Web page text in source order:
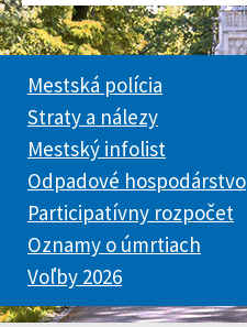
Mestská polícia
Straty a nálezy
Mestský infolist
Odpadové hospodárstvo
Participatívny rozpočet
Oznamy o úmrtiach
Voľby 2026